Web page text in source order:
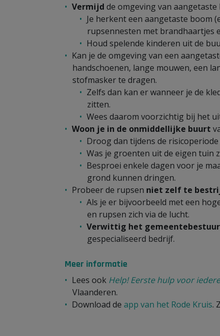
Vermijd de omgeving van
Je herkent een aangetaste boom
rupsennesten met brandhaartjes
Houd spelende kinderen uit de
Kan je de omgeving van een
handschoenen, lange mouwen, een
stofmasker te dragen.
Zelfs dan kan er wanneer je de
zitten.
Wees daarom voorzichtig bij het
Woon je in de onmiddellijke buurt
Droog dan tijdens de
Was je groenten uit de eigen tuin
Besproei enkele dagen voor je
grond kunnen dringen.
Probeer de rupsen niet zelf te
Als je er bijvoorbeeld met een
en rupsen zich via de lucht.
Verwittig het gemeentebestuur
gespecialiseerd bedrijf.
Meer informatie
Lees ook Help! Eerste hulp voor
Vlaanderen.
Download de app van het Rode Kruis.